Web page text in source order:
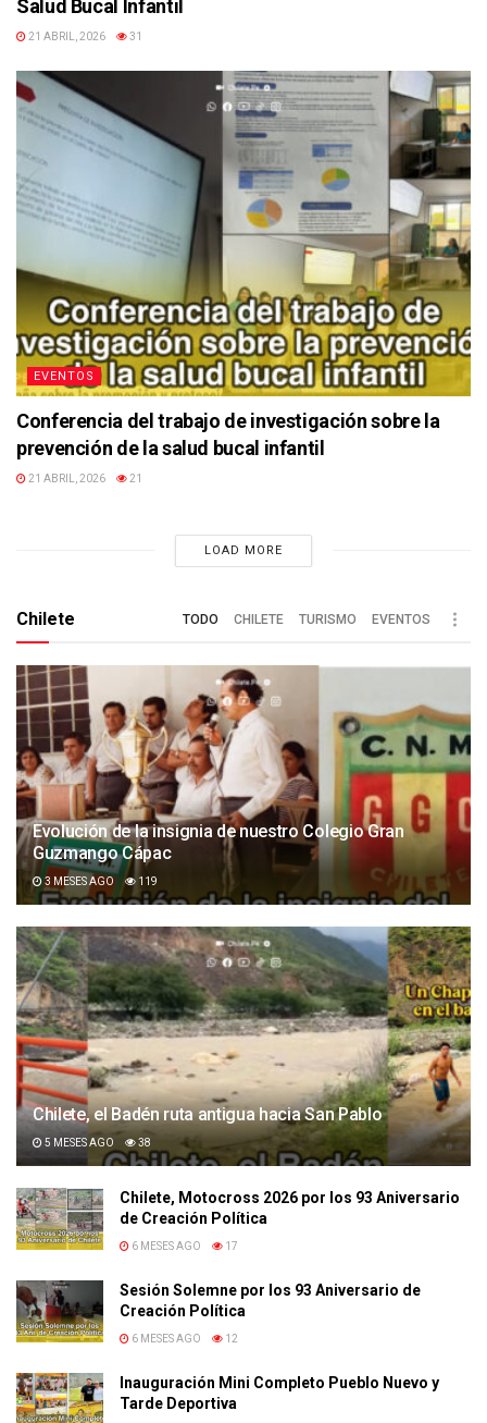
Salud Bucal Infantil
21 ABRIL, 2026 31
EVENTOS
Conferencia del trabajo de investigación sobre la
prevención de la salud bucal infantil
21 ABRIL, 2026 21
LOAD MORE
Chilete TODO CHILETE TURISMO EVENTOS
Evolución de la insignia de nuestro Colegio Gran
Guzmango Cápac
3 MESES AGO 119
Chilete, el Badén ruta antigua hacia San Pablo
5 MESES AGO 38
Chilete, Motocross 2026 por los 93 Aniversario
de Creación Política
6 MESES AGO 17
Sesión Solemne por los 93 Aniversario de
Creación Política
6 MESES AGO 12
Inauguración Mini Completo Pueblo Nuevo y
Tarde Deportiva